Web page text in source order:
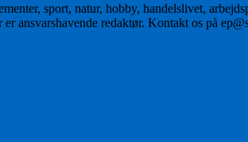
sport, natur, hobby, handelslivet,
er ansvarshavende redaktør. Kontakt os på